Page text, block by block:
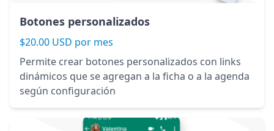
Botones personalizados
$20.00 USD por mes
Permite crear botones personalizados con links
dinámicos que se agregan a la ficha o a la agenda
según configuración